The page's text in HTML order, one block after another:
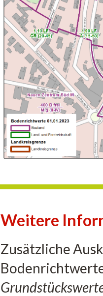
Weitere
Zusätzliche